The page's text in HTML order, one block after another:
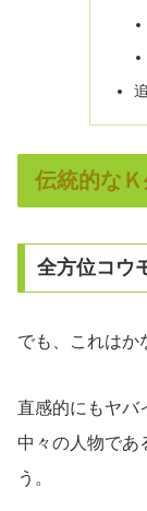
伝統的な
全方位コウ
でも、これはか
直感的にもヤバ
中々の人物であ
う。